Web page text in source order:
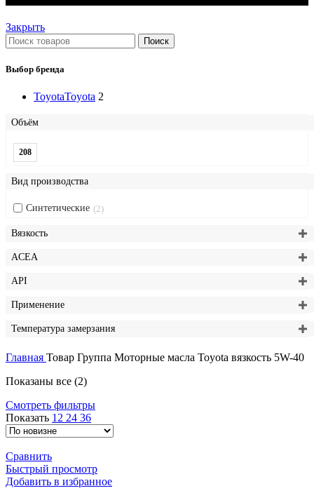
Закрыть
Поиск
Выбор бренда
ToyotaToyota 2
Объём
208
Вид производства
Синтетические 2
Вязкость
ACEA
API
Применение
Температура замерзания
Главная Товар Группа Моторные масла Toyota вязкость 5W-40
Показаны все (2)Сортировка:
недавние
Смотреть фильтры
Показать 12 24 36
Сравнить
Быстрый просмотр
Добавить в избранное